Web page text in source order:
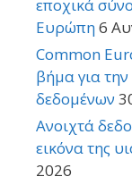
εποχικά
Ευρώπη6
Common
βήμα για
δεδομένων
Ανοιχτά
εικόνα της
2026